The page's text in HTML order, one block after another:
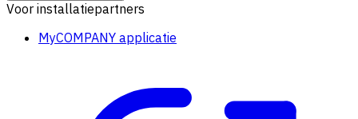
Voor installatiepartners
MyCOMPANY applicatie